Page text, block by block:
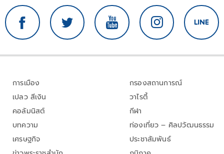
การเมือง
เปลว สีเงิน
คอลัมนิสต์
บทความ
เศรษฐกิจ
กรองสถานการณ์
วาไรตี้
กีฬา
ท่องเที่ยว – ศิลปวัฒนธรรม
ประชาสัมพันธ์